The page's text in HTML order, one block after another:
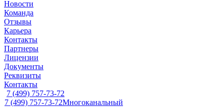
Новости
Команда
Отзывы
Карьера
Контакты
Партнеры
Лицензии
Документы
Реквизиты
Контакты
7 (499) 757-73-72
7 (499) 757-73-72Многоканальный